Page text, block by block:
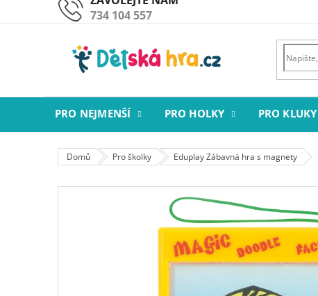
734 104 557
PRO NEJMENŠÍ PRO HOLKY PRO KLUKY
Domů Pro školky Eduplay Zábavná hra s magnety